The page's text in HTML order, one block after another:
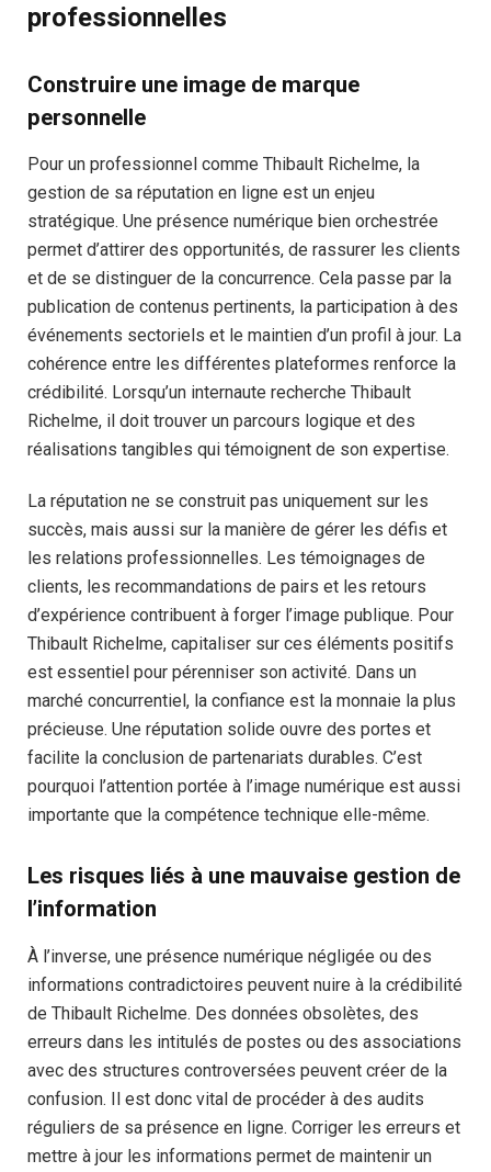
professionnelles
Construire une image de marque
personnelle
Pour un professionnel comme Thibault Richelme, la
gestion de sa réputation en ligne est un enjeu
stratégique. Une présence numérique bien orchestrée
permet d’attirer des opportunités, de rassurer les clients
et de se distinguer de la concurrence. Cela passe par la
publication de contenus pertinents, la participation à des
événements sectoriels et le maintien d’un profil à jour. La
cohérence entre les différentes plateformes renforce la
crédibilité. Lorsqu’un internaute recherche Thibault
Richelme, il doit trouver un parcours logique et des
réalisations tangibles qui témoignent de son expertise.
La réputation ne se construit pas uniquement sur les
succès, mais aussi sur la manière de gérer les défis et
les relations professionnelles. Les témoignages de
clients, les recommandations de pairs et les retours
d’expérience contribuent à forger l’image publique. Pour
Thibault Richelme, capitaliser sur ces éléments positifs
est essentiel pour pérenniser son activité. Dans un
marché concurrentiel, la confiance est la monnaie la plus
précieuse. Une réputation solide ouvre des portes et
facilite la conclusion de partenariats durables. C’est
pourquoi l’attention portée à l’image numérique est aussi
importante que la compétence technique elle-même.
Les risques liés à une mauvaise gestion de
l’information
À l’inverse, une présence numérique négligée ou des
informations contradictoires peuvent nuire à la crédibilité
de Thibault Richelme. Des données obsolètes, des
erreurs dans les intitulés de postes ou des associations
avec des structures controversées peuvent créer de la
confusion. Il est donc vital de procéder à des audits
réguliers de sa présence en ligne. Corriger les erreurs et
mettre à jour les informations permet de maintenir un